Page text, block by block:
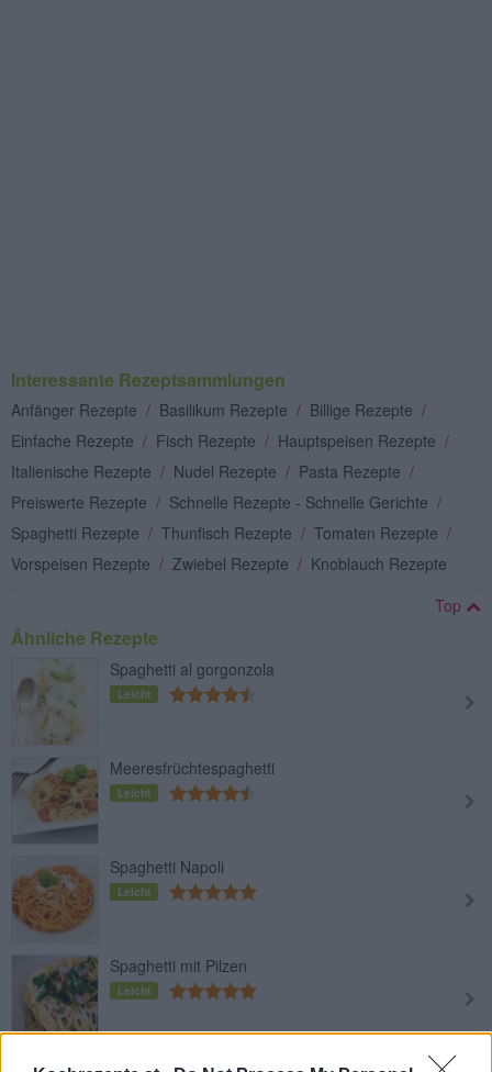
Interessante Rezeptsammlungen
Anfänger Rezepte / Basilikum Rezepte / Billige Rezepte /
Einfache Rezepte / Fisch Rezepte / Hauptspeisen Rezepte /
Italienische Rezepte / Nudel Rezepte / Pasta Rezepte /
Preiswerte Rezepte / Schnelle Rezepte - Schnelle Gerichte /
Spaghetti Rezepte / Thunfisch Rezepte / Tomaten Rezepte /
Vorspeisen Rezepte / Zwiebel Rezepte / Knoblauch Rezepte
Top
Ähnliche Rezepte
Spaghetti al gorgonzola
Leicht
Meeresfrüchtespaghetti
Leicht
Spaghetti Napoli
Leicht
Spaghetti mit Pilzen
Leicht
Spaghetti mit Shrimps